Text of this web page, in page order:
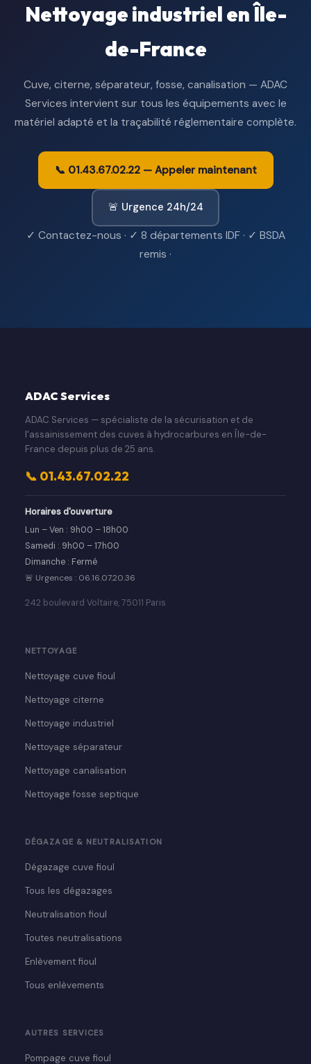
Nettoyage industriel en Île-
de-France
Cuve, citerne, séparateur, fosse, canalisation — ADAC
Services intervient sur tous les équipements avec le
matériel adapté et la traçabilité réglementaire complète.
📞 01.43.67.02.22 — Appeler maintenant
🚨 Urgence 24h/24
✓ Contactez-nous · ✓ 8 départements IDF · ✓ BSDA
remis ·
ADAC Services
ADAC Services — spécialiste de la sécurisation et de
l'assainissement des cuves à hydrocarbures en Île-de-
France depuis plus de 25 ans.
📞 01.43.67.02.22
Horaires d'ouverture
Lun – Ven : 9h00 – 18h00
Samedi : 9h00 – 17h00
Dimanche : Fermé
🚨 Urgences : 06.16.07.20.36
242 boulevard Voltaire, 75011 Paris
NETTOYAGE
Nettoyage cuve fioul
Nettoyage citerne
Nettoyage industriel
Nettoyage séparateur
Nettoyage canalisation
Nettoyage fosse septique
DÉGAZAGE & NEUTRALISATION
Dégazage cuve fioul
Tous les dégazages
Neutralisation fioul
Toutes neutralisations
Enlèvement fioul
Tous enlèvements
AUTRES SERVICES
Pompage cuve fioul